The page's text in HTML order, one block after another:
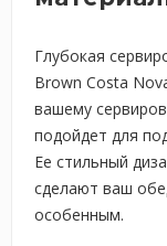
Глубокая
Brown Costa
вашему
подойдет для
Ее стильный
сделают ваш
особенным.